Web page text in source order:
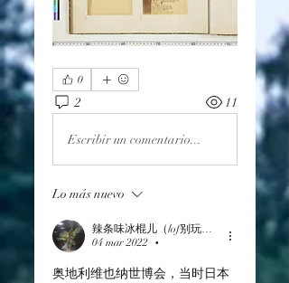
0
2 11
Escribir un comentario...
Lo más nuevo
辣条味冰棍儿（lof别玩了要氪金的）
04 mar 2022
•
奥地利维也纳世博会，当时日本